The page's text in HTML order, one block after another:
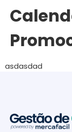
asdasdad